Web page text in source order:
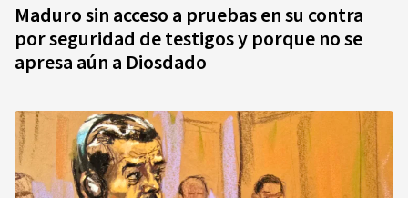
Maduro sin acceso a pruebas en su contra
por seguridad de testigos y porque no se
apresa aún a Diosdado